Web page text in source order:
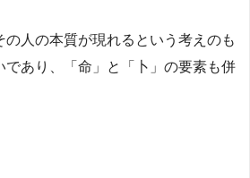
人の本質が現れるという考えのも
であり、「命」と「卜」の要素も併